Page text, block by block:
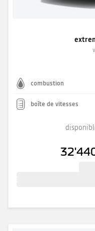
combustion
boîte de vitesses